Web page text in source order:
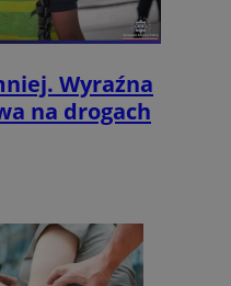
Wyraźna
na drogach